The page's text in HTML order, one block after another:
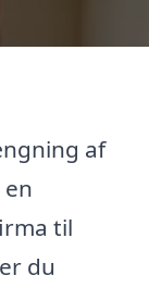
af
til
du